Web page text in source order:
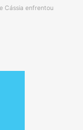
Cássia enfrentou